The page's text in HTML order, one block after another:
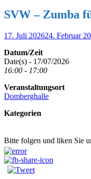
SVW – Zumba
Veröffentlicht
17. Juli 202624. Februar
Datum/Zeit
Date(s) - 17/07/2026
16:00 - 17:00
Veranstaltungsort
Domberghalle
Kategorien
Bitte folgen und liken Sie